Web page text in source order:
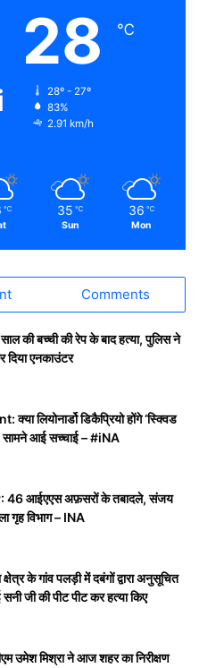
28 ℃
28º - 27º
83%
2.91 km/h
℃ 35 ℃
Sun
36 ℃
Mon
Comments
की बच्ची की रेप के बाद हत्या, पुलिस ने
दिया एनकाउंटर
लियोनार्डो डिकैप्रियो होंगे ‘स्क्विड
सामने आई सच्चाई – #iNA
46 आईएएस अफ़सरों के तबादले, संजय
गृह विभाग – INA
के गांव पलड़ी में दबंगों द्वारा अनुसूचित
जी की पीट पीट कर हत्या किए
उमेश मिश्रा ने आज शहर का निरीक्षण